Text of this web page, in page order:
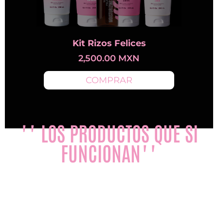
Kit Rizos Felices
2,500.00 MXN
COMPRAR
"" LOS PRODUCTOS QUE SI
FUNCIONAN""